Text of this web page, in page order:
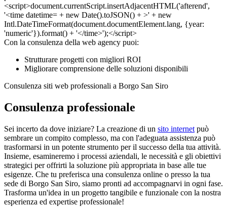
Con la consulenza della web agency puoi:
Strutturare progetti con migliori ROI
Migliorare comprensione delle soluzioni disponibili
Consulenza siti web professionali a Borgo San Siro
Consulenza professionale
Sei incerto da dove iniziare? La creazione di un sito internet può
sembrare un compito complesso, ma con l'adeguata assistenza può
trasformarsi in un potente strumento per il successo della tua attività.
Insieme, esamineremo i processi aziendali, le necessità e gli obiettivi
strategici per offrirti la soluzione più appropriata in base alle tue
esigenze. Che tu preferisca una consulenza online o presso la tua
sede di Borgo San Siro, siamo pronti ad accompagnarvi in ogni fase.
Trasforma un'idea in un progetto tangibile e funzionale con la nostra
esperienza ed expertise professionale!